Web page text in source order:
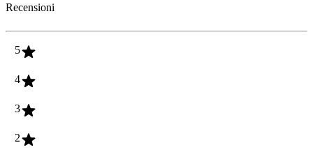
Recensioni
5
4
3
2